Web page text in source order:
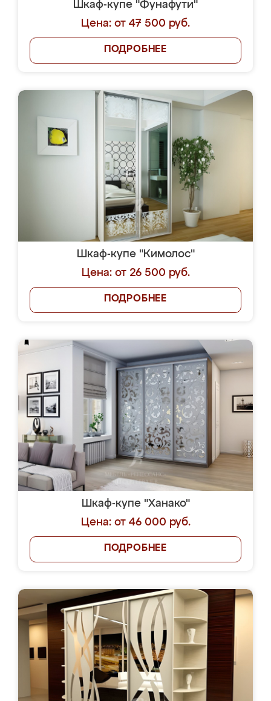
Шкаф-купе "Фунафути"
Цена: от 47 500 руб.
ПОДРОБНЕЕ
Шкаф-купе "Кимолос"
Цена: от 26 500 руб.
ПОДРОБНЕЕ
Шкаф-купе "Ханако"
Цена: от 46 000 руб.
ПОДРОБНЕЕ